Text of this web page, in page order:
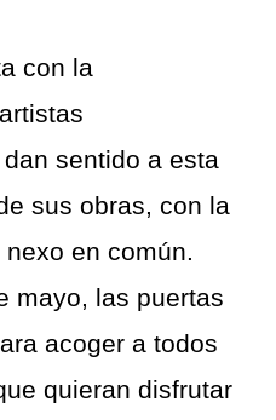
con la
sentido a esta
sus obras, con la
en común.
mayo, las puertas
acoger a todos
quieran disfrutar